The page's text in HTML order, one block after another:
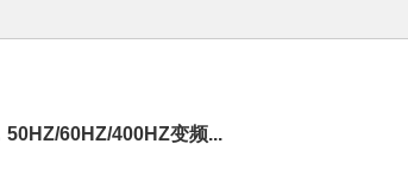
60HZ/400HZ变频...